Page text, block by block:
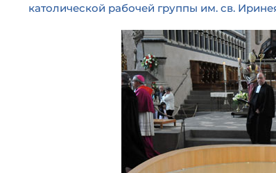
католической рабочей группы им. св.